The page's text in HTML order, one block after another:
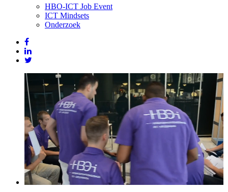
HBO-ICT Job Event
ICT Mindsets
Onderzoek